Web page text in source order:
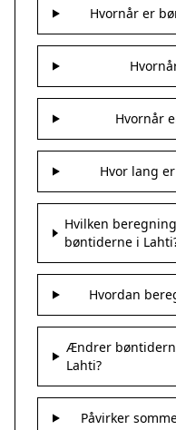
Hvornår er
Hvornår
Hvor lang
Hvilken
bøntiderne i
Hvordan
Ændrer
Lahti?
Påvirker